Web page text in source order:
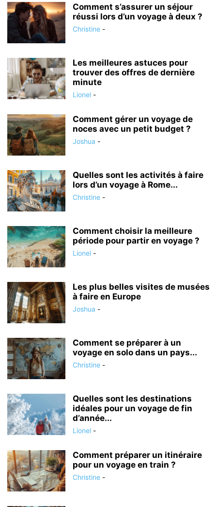
Comment s’assurer un séjour
réussi lors d’un voyage à deux ?
Christine -
Les meilleures astuces pour
trouver des offres de dernière
minute
Lionel -
Comment gérer un voyage de
noces avec un petit budget ?
Joshua -
Quelles sont les activités à faire
lors d’un voyage à Rome...
Christine -
Comment choisir la meilleure
période pour partir en voyage ?
Lionel -
Les plus belles visites de musées
à faire en Europe
Joshua -
Comment se préparer à un
voyage en solo dans un pays...
Christine -
Quelles sont les destinations
idéales pour un voyage de fin
d’année...
Lionel -
Comment préparer un itinéraire
pour un voyage en train ?
Christine -